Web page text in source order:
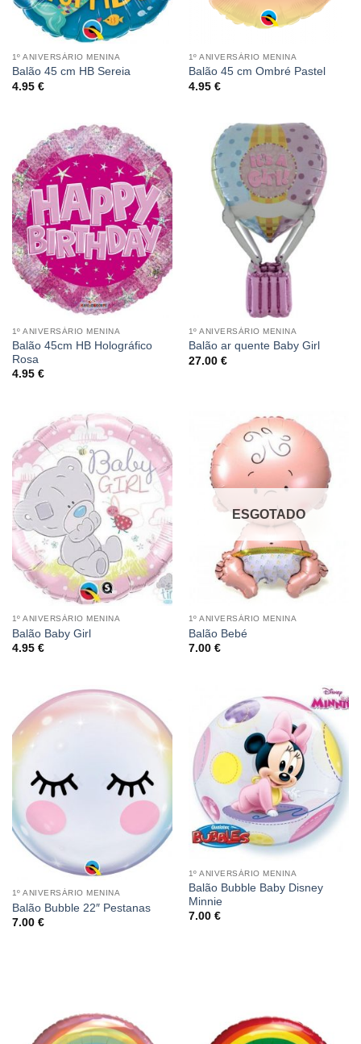
1º ANIVERSÁRIO MENINA
Balão 45 cm HB Sereia
4.95 €
1º ANIVERSÁRIO MENINA
Balão 45 cm Ombré Pastel
4.95 €
1º ANIVERSÁRIO MENINA
Balão 45cm HB Holográfico
Rosa
4.95 €
1º ANIVERSÁRIO MENINA
Balão ar quente Baby Girl
27.00 €
1º ANIVERSÁRIO MENINA
Balão Baby Girl
4.95 €
ESGOTADO
1º ANIVERSÁRIO MENINA
Balão Bebé
7.00 €
1º ANIVERSÁRIO MENINA
Balão Bubble 22″ Pestanas
7.00 €
1º ANIVERSÁRIO MENINA
Balão Bubble Baby Disney
Minnie
7.00 €